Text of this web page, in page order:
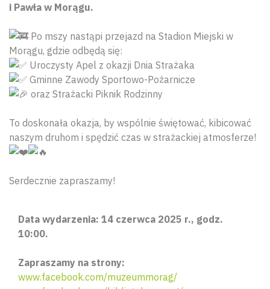
i Pawła w Morągu.
Po mszy nastąpi przejazd na Stadion Miejski w
Morągu, gdzie odbędą się:
Uroczysty Apel z okazji Dnia Strażaka
Gminne Zawody Sportowo-Pożarnicze
oraz Strażacki Piknik Rodzinny
To doskonała okazja, by wspólnie świętować, kibicować
naszym druhom i spędzić czas w strażackiej atmosferze!
Serdecznie zapraszamy!
Data wydarzenia: 14 czerwca 2025 r., godz.
10:00.
Zapraszamy na strony:
www.facebook.com/muzeummorag/